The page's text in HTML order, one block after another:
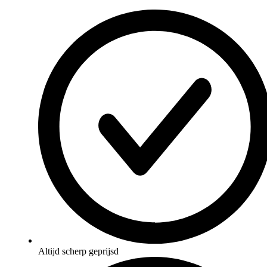
Altijd scherp geprijsd